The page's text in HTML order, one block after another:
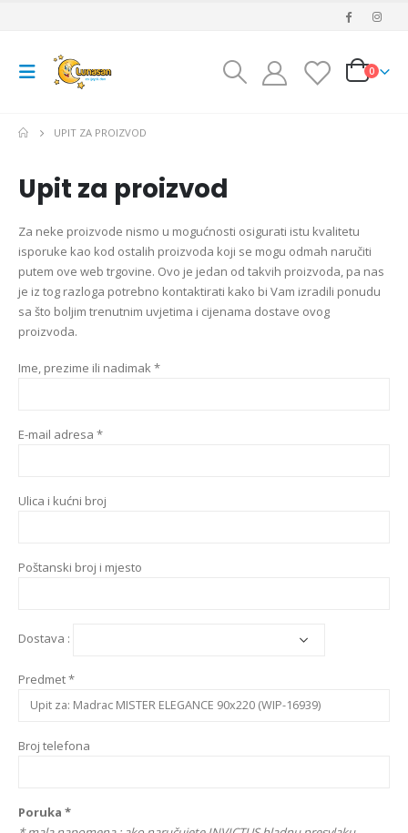
0
UPIT ZA PROIZVOD
Upit za proizvod
Za neke proizvode nismo u mogućnosti osigurati istu kvalitetu
isporuke kao kod ostalih proizvoda koji se mogu odmah naručiti
putem ove web trgovine. Ovo je jedan od takvih proizvoda, pa nas
je iz tog razloga potrebno kontaktirati kako bi Vam izradili ponudu
sa što boljim trenutnim uvjetima i cijenama dostave ovog
proizvoda.
Ime, prezime ili nadimak *
E-mail adresa *
Ulica i kućni broj
Poštanski broj i mjesto
Dostava :
Predmet *
Broj telefona
Poruka *